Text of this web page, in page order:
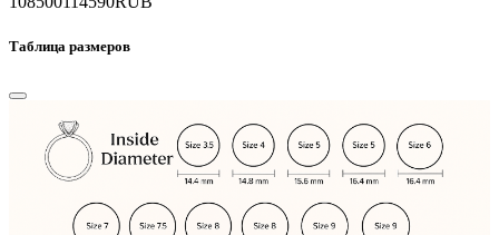
Таблица размеров